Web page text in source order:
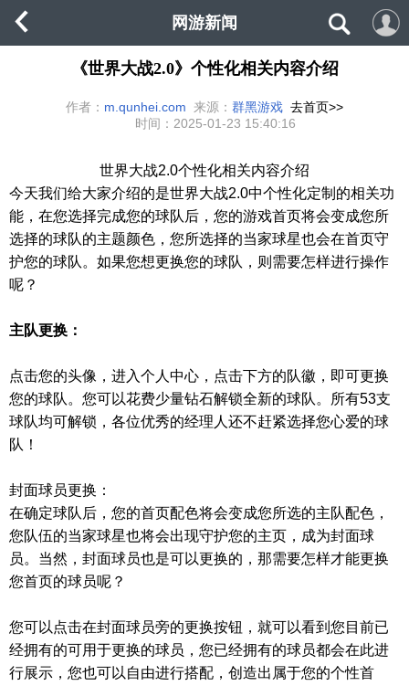
网游新闻
《世界大战2.0》个性化相关内容介绍
作者： m.qunhei.com 来源： 群黑游戏 去首页>>
时间： 2025-01-23 15:40:16
世界大战2.0个性化相关内容介绍
今天我们给大家介绍的是世界大战2.0中个性化定制的相关功
能，在您选择完成您的球队后，您的游戏首页将会变成您所
选择的球队的主题颜色，您所选择的当家球星也会在首页守
护您的球队。如果您想更换您的球队，则需要怎样进行操作
呢？
主队更换：
点击您的头像，进入个人中心，点击下方的队徽，即可更换
您的球队。您可以花费少量钻石解锁全新的球队。所有53支
球队均可解锁，各位优秀的经理人还不赶紧选择您心爱的球
队！
封面球员更换：
在确定球队后，您的首页配色将会变成您所选的主队配色，
您队伍的当家球星也将会出现守护您的主页，成为封面球
员。当然，封面球员也是可以更换的，那需要怎样才能更换
您首页的球员呢？
您可以点击在封面球员旁的更换按钮，就可以看到您目前已
经拥有的可用于更换的球员，您已经拥有的球员都会在此进
行展示，您也可以自由进行搭配，创造出属于您的个性首